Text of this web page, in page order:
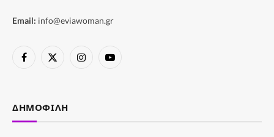
Email: info@eviawoman.gr
Facebook
X
InstagramYouTube
ΔΗΜΟΦΙΛΉ